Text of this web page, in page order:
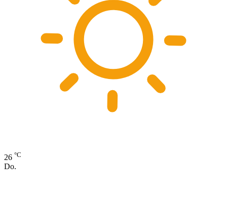
26 °C
Do.